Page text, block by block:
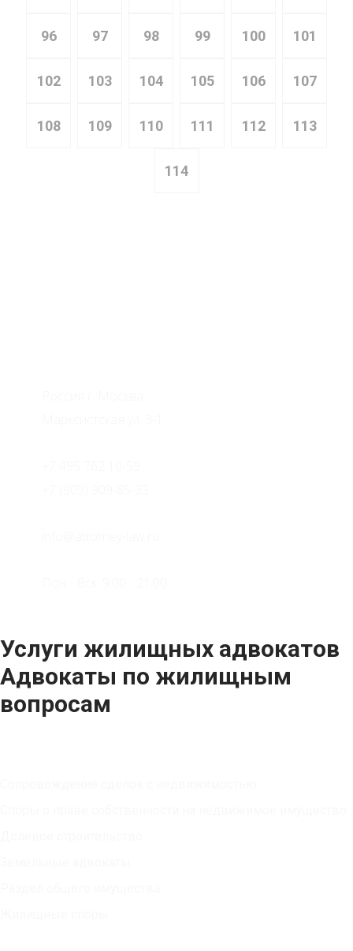
96 97 98 99 100 101
102 103 104 105 106 107
108 109 110 111 112 113
114
Услуги жилищных адвокатов
Адвокаты по жилищным
вопросам